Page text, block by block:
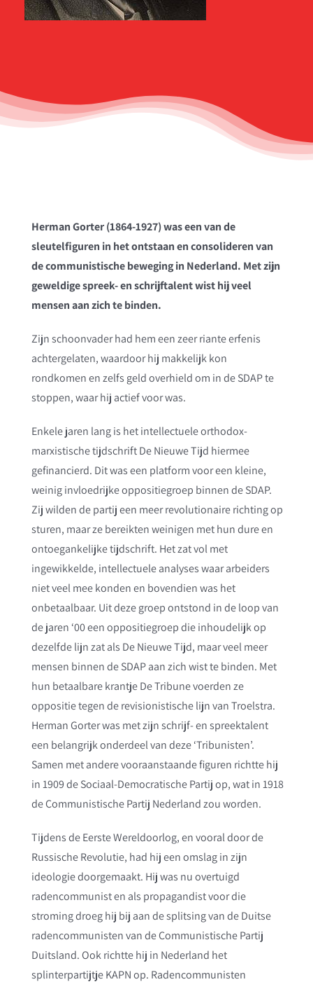
Herman Gorter (1864-1927) was een van de
sleutelfiguren in het ontstaan en consolideren van
de communistische beweging in Nederland. Met zijn
geweldige spreek- en schrijftalent wist hij veel
mensen aan zich te binden.
Zijn schoonvader had hem een zeer riante erfenis
achtergelaten, waardoor hij makkelijk kon
rondkomen en zelfs geld overhield om in de SDAP te
stoppen, waar hij actief voor was.
Enkele jaren lang is het intellectuele orthodox-
marxistische tijdschrift De Nieuwe Tijd hiermee
gefinancierd. Dit was een platform voor een kleine,
weinig invloedrijke oppositiegroep binnen de SDAP.
Zij wilden de partij een meer revolutionaire richting op
sturen, maar ze bereikten weinigen met hun dure en
ontoegankelijke tijdschrift. Het zat vol met
ingewikkelde, intellectuele analyses waar arbeiders
niet veel mee konden en bovendien was het
onbetaalbaar. Uit deze groep ontstond in de loop van
de jaren ‘00 een oppositiegroep die inhoudelijk op
dezelfde lijn zat als De Nieuwe Tijd, maar veel meer
mensen binnen de SDAP aan zich wist te binden. Met
hun betaalbare krantje De Tribune voerden ze
oppositie tegen de revisionistische lijn van Troelstra.
Herman Gorter was met zijn schrijf- en spreektalent
een belangrijk onderdeel van deze ‘Tribunisten’.
Samen met andere vooraanstaande figuren richtte hij
in 1909 de Sociaal-Democratische Partij op, wat in 1918
de Communistische Partij Nederland zou worden.
Tijdens de Eerste Wereldoorlog, en vooral door de
Russische Revolutie, had hij een omslag in zijn
ideologie doorgemaakt. Hij was nu overtuigd
radencommunist en als propagandist voor die
stroming droeg hij bij aan de splitsing van de Duitse
radencommunisten van de Communistische Partij
Duitsland. Ook richtte hij in Nederland het
splinterpartijtje KAPN op. Radencommunisten